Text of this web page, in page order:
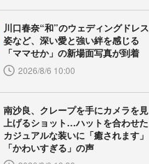
川口春奈“和”のウェディングドレス
姿など、深い愛と強い絆を感じる
「ママせか」の新場面写真が到着
2026/8/6 10:00
南沙良、クレープを手にカメラを見
上げるショット…ハットを合わせた
カジュアルな装いに「癒されます」
「かわいすぎる」の声